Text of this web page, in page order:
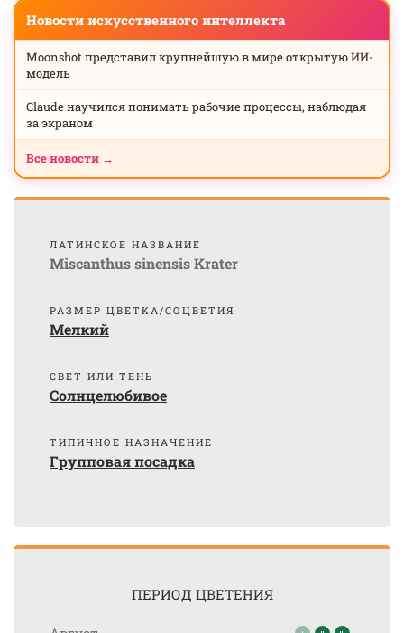
Новости искусственного интеллекта
Moonshot представил крупнейшую в мире открытую ИИ-
модель
Claude научился понимать рабочие процессы, наблюдая
за экраном
Все новости →
ЛАТИНСКОЕ НАЗВАНИЕ
Miscanthus sinensis Krater
РАЗМЕР ЦВЕТКА/СОЦВЕТИЯ
Мелкий
СВЕТ ИЛИ ТЕНЬ
Солнцелюбивое
ТИПИЧНОЕ НАЗНАЧЕНИЕ
Групповая посадка
ПЕРИОД ЦВЕТЕНИЯ